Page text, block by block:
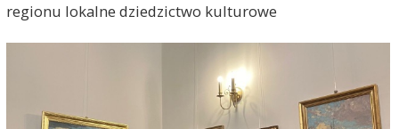
regionu lokalne dziedzictwo kulturowe